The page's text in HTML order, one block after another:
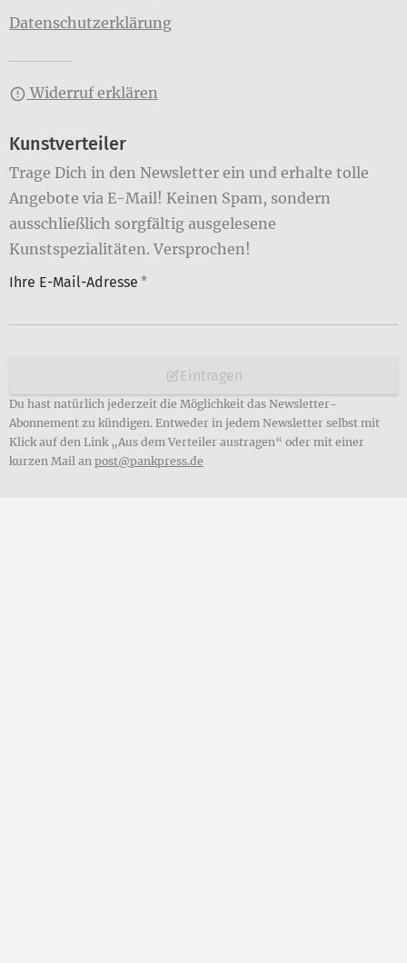
Datenschutzerklärung
Widerruf erklären
Kunstverteiler
Trage Dich in den Newsletter ein und erhalte tolle
Angebote via E-Mail! Keinen Spam, sondern
ausschließlich sorgfältig ausgelesene
Kunstspezialitäten. Versprochen!
Ihre E-Mail-Adresse *
Eintragen
Du hast natürlich jederzeit die Möglichkeit das Newsletter-
Abonnement zu kündigen. Entweder in jedem Newsletter selbst mit
Klick auf den Link „Aus dem Verteiler austragen“ oder mit einer
kurzen Mail an post@pankpress.de